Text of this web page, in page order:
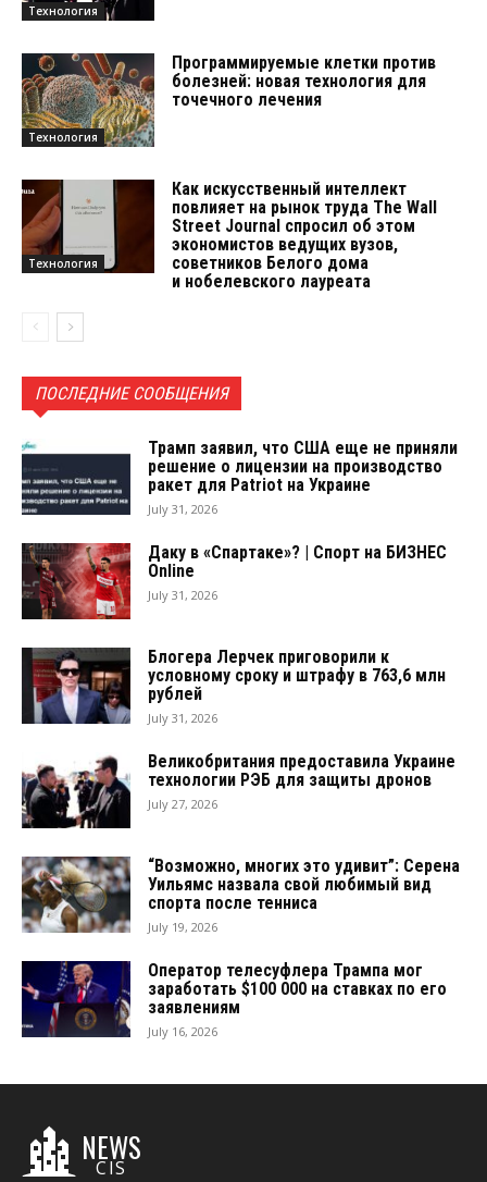
Технология
Технология
Программируемые клетки против
болезней: новая технология для
точечного лечения
Технология
Как искусственный интеллект
повлияет на рынок труда The Wall
Street Journal спросил об этом
экономистов ведущих вузов,
советников Белого дома
и нобелевского лауреата
ПОСЛЕДНИЕ СООБЩЕНИЯ
Трамп заявил, что США еще не приняли
решение о лицензии на производство
ракет для Patriot на Украине
July 31, 2026
Даку в «Спартаке»? | Спорт на БИЗНЕС
Online
July 31, 2026
Блогера Лерчек приговорили к
условному сроку и штрафу в 763,6 млн
рублей
July 31, 2026
Великобритания предоставила Украине
технологии РЭБ для защиты дронов
July 27, 2026
“Возможно, многих это удивит”: Серена
Уильямс назвала свой любимый вид
спорта после тенниса
July 19, 2026
Оператор телесуфлера Трампа мог
заработать $100 000 на ставках по его
заявлениям
July 16, 2026
NEWS
CIS